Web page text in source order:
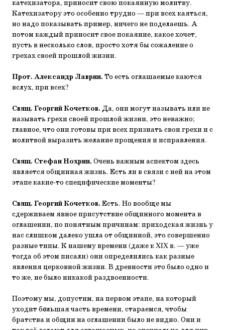
катехизатора, приносит свою покаянную молитву.
Катехизатору это особенно трудно — при всех каяться,
но надо показывать пример, ничего не поделаешь. А
потом каждый приносит свое покаяние, какое хочет,
пусть в несколько слов, просто хотя бы сожаление о
грехах своей прошлой жизни.
Прот. Александр Лаврин. То есть оглашаемые каются
вслух, при всех?
Свящ. Георгий Кочетков. Да, они могут называть или не
называть грехи своей прошлой жизни, это неважно;
главное, что они готовы при всех признать свои грехи и с
молитвой выразить желание прощения и исправления.
Свящ. Стефан Нохрин. Очень важным аспектом здесь
является общинная жизнь. Есть ли в связи с ней на этом
этапе какие-то специфические моменты?
Свящ. Георгий Кочетков. Есть. Но вообще мы
сдерживаем явное присутствие общинного момента в
оглашении, по понятным причинам: приходская жизнь у
нас слишком далеко ушла от общинной, это совершенно
разные типы. К нашему времени (даже к XIX в. — уже
тогда об этом писали) они определились как разные
явления церковной жизни. В древности это было одно и
то же, не было никакой раздвоенности.
Поэтому мы, допустим, на первом этапе, на который
уходит большая часть времени, стараемся, чтобы
братства и общин на оглашении было не видно. Они и